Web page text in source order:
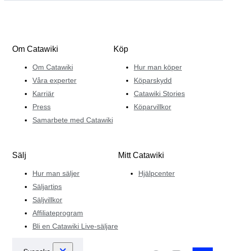
Om Catawiki
Om Catawiki
Våra experter
Karriär
Press
Samarbete med Catawiki
Köp
Hur man köper
Köparskydd
Catawiki Stories
Köparvillkor
Sälj
Hur man säljer
Säljartips
Säljvillkor
Affiliateprogram
Bli en Catawiki Live-säljare
Mitt Catawiki
Hjälpcenter